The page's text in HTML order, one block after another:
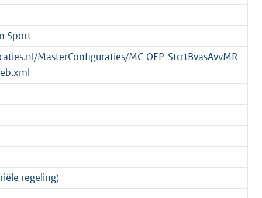
Sport
MasterConfiguraties/MC-OEP-StcrtBvasAvvMR-
regeling)